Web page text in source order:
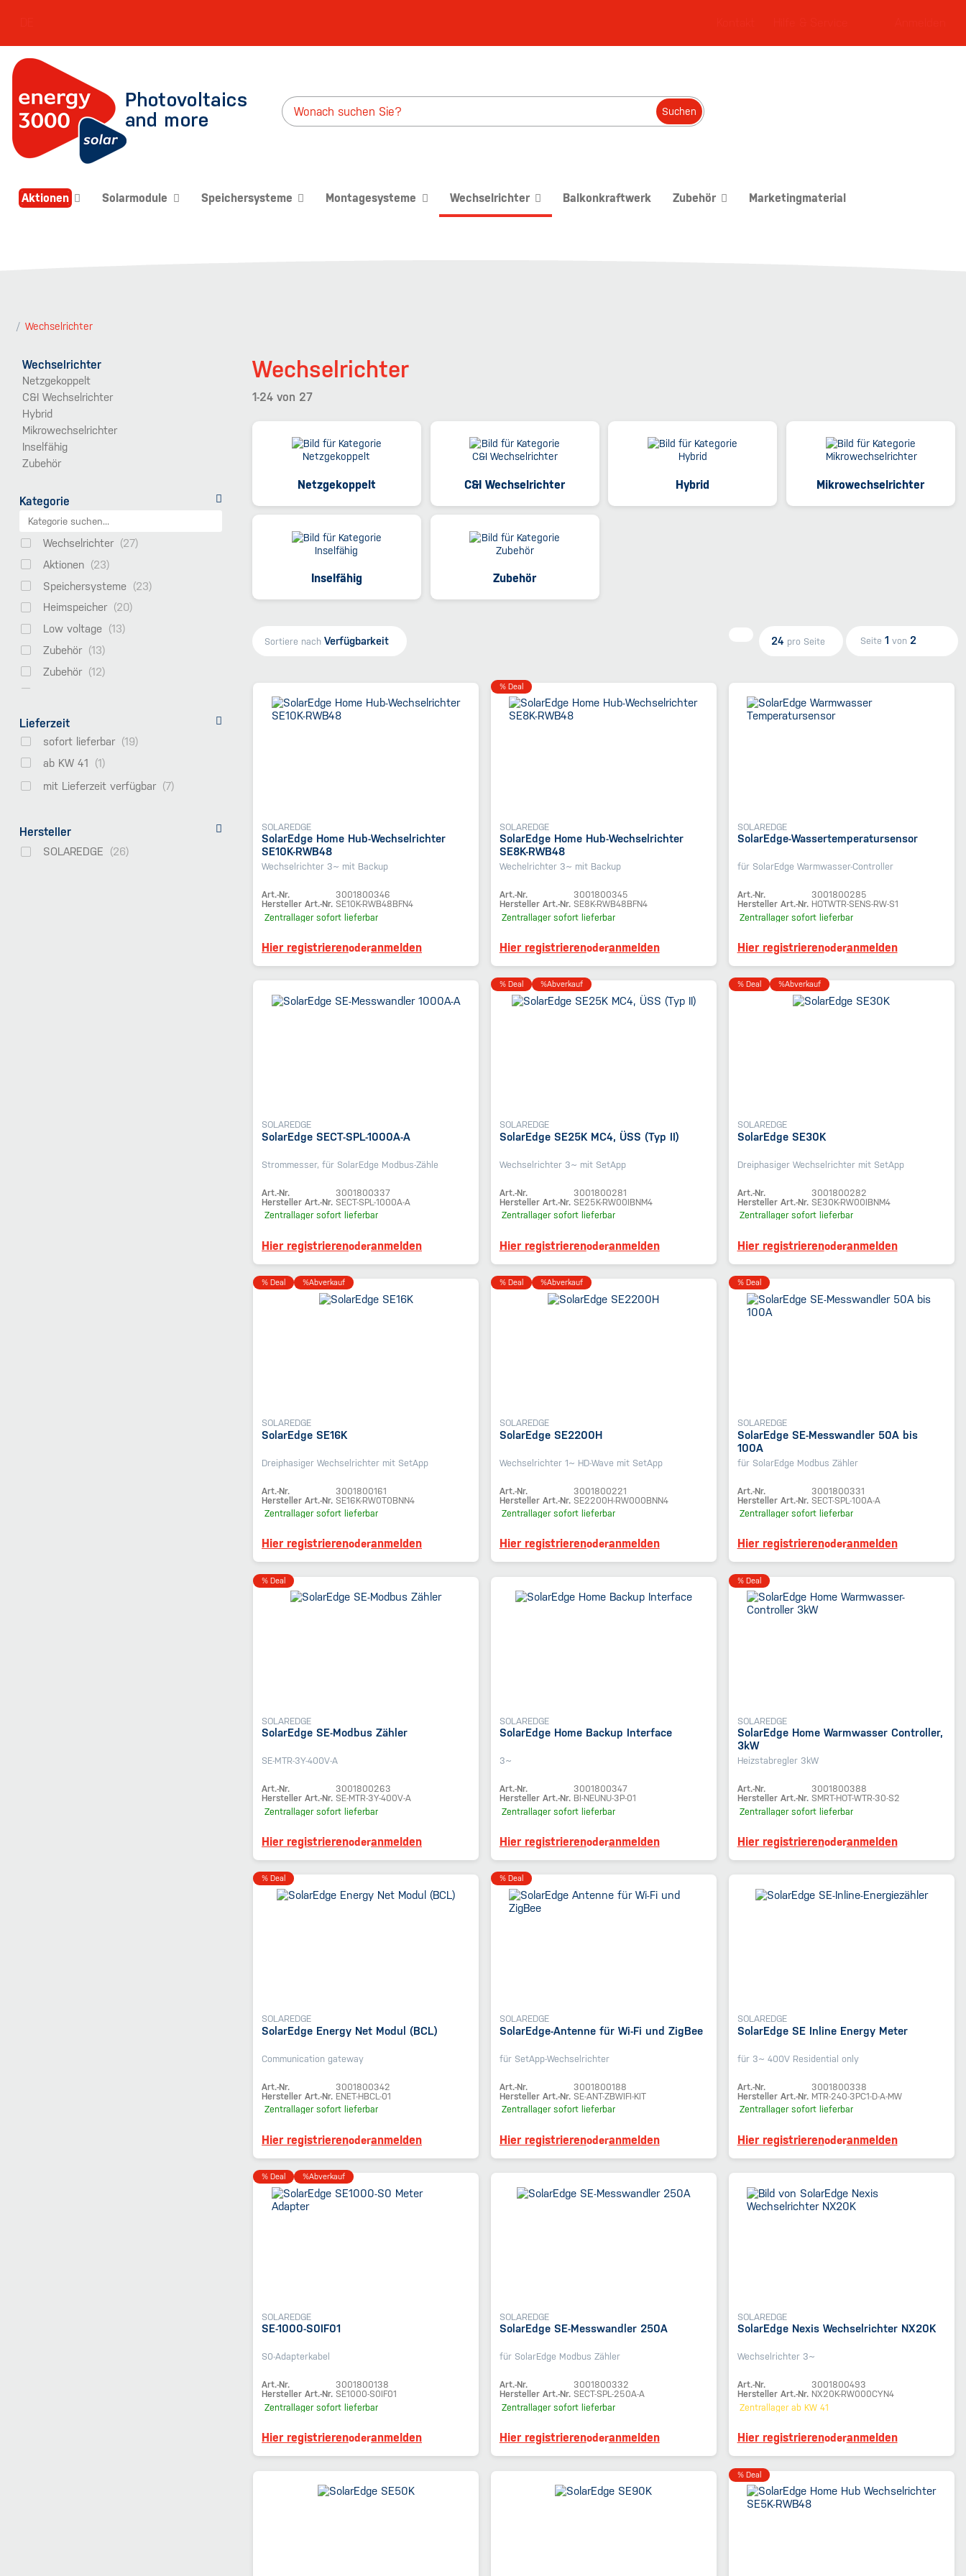
Suchen
Aktionen Solarmodule Speichersysteme Montagesysteme Wechselrichter Balkonkraftwerk Zubehör Marketingmaterial
Wechselrichter
Wechselrichter
Netzgekoppelt
C&I Wechselrichter
Hybrid
Mikrowechselrichter
Inselfähig
Zubehör
Kategorie
Wechselrichter
Aktionen
Speichersysteme
Heimspeicher
Low voltage
Zubehör
Zubehör
High voltage
E-Mobilität
Hybrid
Zubehör
Lieferzeit
sofort lieferbar
ab KW 41
mit Lieferzeit verfügbar
Hersteller
SOLAREDGE
Wechselrichter
1-24 von 27
Netzgekoppelt C&I Wechselrichter Hybrid Mikrowechselrichter
Inselfähig Zubehör
Sortiere nach Verfügbarkeit 24 pro Seite Seite 1 von 2
SOLAREDGE
SolarEdge Home Hub-Wechselrichter
SE10K-RWB48
Wechselrichter 3~ mit Backup
Art.-Nr.
3001800346
Hersteller Art.-Nr. SE10K-RWB48BFN4
Zentrallager sofort lieferbar
Hier registrierenoderanmelden
% Deal
SOLAREDGE
SolarEdge Home Hub-Wechselrichter
SE8K-RWB48
Wechelrichter 3~ mit Backup
Art.-Nr.
3001800345
Hersteller Art.-Nr. SE8K-RWB48BFN4
Zentrallager sofort lieferbar
Hier registrierenoderanmelden
SOLAREDGE
SolarEdge-Wassertemperatursensor
für SolarEdge Warmwasser-Controller
Art.-Nr.
3001800285
Hersteller Art.-Nr. HOTWTR-SENS-RW-S1
Zentrallager sofort lieferbar
Hier registrierenoderanmelden
SOLAREDGE
SolarEdge SECT-SPL-1000A-A
Strommesser, für SolarEdge Modbus-Zähle
Art.-Nr.
3001800337
Hersteller Art.-Nr. SECT-SPL-1000A-A
Zentrallager sofort lieferbar
Hier registrierenoderanmelden
% Deal %Abverkauf
SOLAREDGE
SolarEdge SE25K MC4, ÜSS (Typ II)
Wechselrichter 3~ mit SetApp
Art.-Nr.
3001800281
Hersteller Art.-Nr. SE25K-RW00IBNM4
Zentrallager sofort lieferbar
Hier registrierenoderanmelden
% Deal %Abverkauf
SOLAREDGE
SolarEdge SE30K
Dreiphasiger Wechselrichter mit SetApp
Art.-Nr.
3001800282
Hersteller Art.-Nr. SE30K-RW00IBNM4
Zentrallager sofort lieferbar
Hier registrierenoderanmelden
% Deal %Abverkauf
SOLAREDGE
SolarEdge SE16K
Dreiphasiger Wechselrichter mit SetApp
Art.-Nr.
3001800161
Hersteller Art.-Nr. SE16K-RW0T0BNN4
Zentrallager sofort lieferbar
Hier registrierenoderanmelden
% Deal %Abverkauf
SOLAREDGE
SolarEdge SE2200H
Wechselrichter 1~ HD-Wave mit SetApp
Art.-Nr.
3001800221
Hersteller Art.-Nr. SE2200H-RW000BNN4
Zentrallager sofort lieferbar
Hier registrierenoderanmelden
% Deal
SOLAREDGE
SolarEdge SE-Messwandler 50A bis
100A
für SolarEdge Modbus Zähler
Art.-Nr.
3001800331
Hersteller Art.-Nr. SECT-SPL-100A-A
Zentrallager sofort lieferbar
Hier registrierenoderanmelden
% Deal
SOLAREDGE
SolarEdge SE-Modbus Zähler
SE-MTR-3Y-400V-A
Art.-Nr.
3001800263
Hersteller Art.-Nr. SE-MTR-3Y-400V-A
Zentrallager sofort lieferbar
Hier registrierenoderanmelden
SOLAREDGE
SolarEdge Home Backup Interface
3~
Art.-Nr.
3001800347
Hersteller Art.-Nr. BI-NEUNU-3P-01
Zentrallager sofort lieferbar
Hier registrierenoderanmelden
% Deal
SOLAREDGE
SolarEdge Home Warmwasser Controller,
3kW
Heizstabregler 3kW
Art.-Nr.
3001800388
Hersteller Art.-Nr. SMRT-HOT-WTR-30-S2
Zentrallager sofort lieferbar
Hier registrierenoderanmelden
% Deal
SOLAREDGE
SolarEdge Energy Net Modul (BCL)
Communication gateway
Art.-Nr.
3001800342
Hersteller Art.-Nr. ENET-HBCL-01
Zentrallager sofort lieferbar
Hier registrierenoderanmelden
% Deal
SOLAREDGE
SolarEdge-Antenne für Wi-Fi und ZigBee
für SetApp-Wechselrichter
Art.-Nr.
3001800188
Hersteller Art.-Nr. SE-ANT-ZBWIFI-KIT
Zentrallager sofort lieferbar
Hier registrierenoderanmelden
SOLAREDGE
SolarEdge SE Inline Energy Meter
für 3~ 400V Residential only
Art.-Nr.
3001800338
Hersteller Art.-Nr. MTR-240-3PC1-D-A-MW
Zentrallager sofort lieferbar
Hier registrierenoderanmelden
% Deal %Abverkauf
SOLAREDGE
SE-1000-S0IF01
S0-Adapterkabel
Art.-Nr.
3001800138
Hersteller Art.-Nr. SE1000-S0IF01
Zentrallager sofort lieferbar
Hier registrierenoderanmelden
SOLAREDGE
SolarEdge SE-Messwandler 250A
für SolarEdge Modbus Zähler
Art.-Nr.
3001800332
Hersteller Art.-Nr. SECT-SPL-250A-A
Zentrallager sofort lieferbar
Hier registrierenoderanmelden
SOLAREDGE
SolarEdge Nexis Wechselrichter NX20K
Wechselrichter 3~
Art.-Nr.
3001800493
Hersteller Art.-Nr. NX20K-RW000CYN4
Zentrallager ab KW 41
Hier registrierenoderanmelden
% Deal